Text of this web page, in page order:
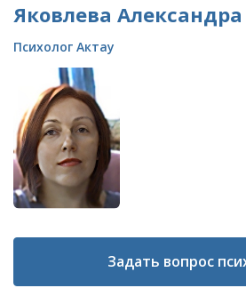
Яковлева
Психолог Актау
Задать вопрос